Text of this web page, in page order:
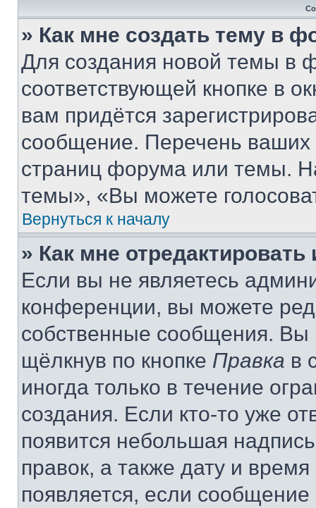
» Как мне создать тему в
Для создания новой темы в
соответствующей кнопке в
вам придётся
сообщение. Перечень ваших
страниц форума или темы.
темы», «Вы можете
Вернуться к началу
» Как мне
Если вы не являетесь
конференции, вы можете
собственные сообщения. Вы
щёлкнув по кнопке Правка в
иногда только в течение
создания. Если кто-то уже
появится небольшая
правок, а также дату и
появляется, если